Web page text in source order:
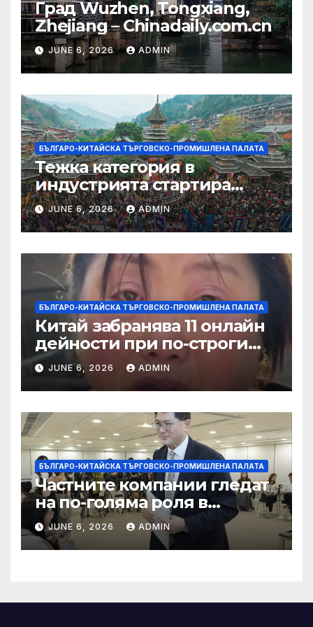
Град Wuzhen, Tongxiang,
Zhejiang – Chinadaily.com.cn
JUNE 6, 2026 ADMIN
БЪЛГАРО-КИТАЙСКА ТЪРГОВСКО-ПРОМИШЛЕНА ПАЛАТА
Тежка категория в
индустрията стартира
алианс за космическа
слънчева енергия
JUNE 6, 2026 ADMIN
БЪЛГАРО-КИТАЙСКА ТЪРГОВСКО-ПРОМИШЛЕНА ПАЛАТА
Китай забранява 11 онлайн
дейности при по-строги
правила за ограничаване на
слуховете и
кибернасилниците
JUNE 6, 2026 ADMIN
БЪЛГАРО-КИТАЙСКА ТЪРГОВСКО-ПРОМИШЛЕНА ПАЛАТА
Частните компании гледат
на по-голяма роля в
стратегическата
енергетика
JUNE 6, 2026 ADMIN